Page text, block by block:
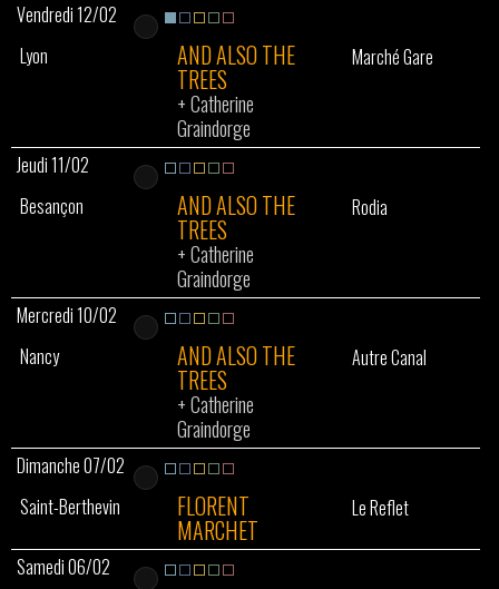
Vendredi 12/02
Lyon
AND ALSO THE
TREES
+Catherine
Graindorge
Marché Gare
Jeudi 11/02
Besançon
AND ALSO THE
TREES
+Catherine
Graindorge
Rodia
Mercredi 10/02
Nancy
AND ALSO THE
TREES
+Catherine
Graindorge
Autre Canal
Dimanche 07/02
Saint-Berthevin
FLORENT
MARCHET
Le Reflet
Samedi 06/02